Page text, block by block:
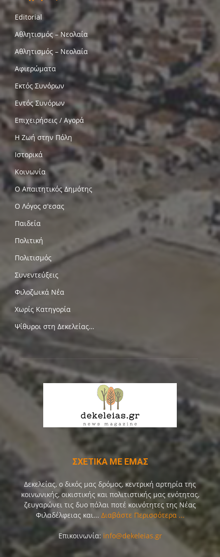
Editorial
Αθλητισμός – Νεολαία
Αθλητισμός – Νεολαία
Αφιερώματα
Εκτός Συνόρων
Εντός Συνόρων
Επιχειρήσεις / Αγορά
Η Ζωή στην Πόλη
Ιστορικά
Κοινωνία
Ο Απαιτητικός Δημότης
Ο Λόγος σ'εσας
Παιδεία
Πολιτική
Πολιτισμός
Συνεντεύξεις
Φιλοζωικά Νέα
Χωρίς Κατηγορία
Ψίθυροι στη Δεκελείας…
ΣΧΕΤΙΚΑ ΜΕ ΕΜΑΣ
Δεκελείας, ο δικός μας δρόμος, κεντρική αρτηρία της
κοινωνικής, οικιστικής και πολιτιστικής μας ενότητας,
ζευγαρώνει τις δυο πάλαι ποτέ κοινότητες της Νέας
Φιλαδέλφειας και... Διαβάστε Περισσότερα ...
Επικοινωνία: info@dekeleias.gr